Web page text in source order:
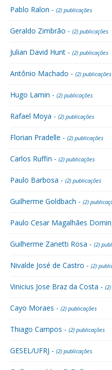
Pablo Ralon - (2) publicações
Geraldo Zimbrão - (2) publicações
Julian David Hunt - (2) publicações
Antônio Machado - (2) publicações
Hugo Lamin - (2) publicações
Rafael Moya - (2) publicações
Florian Pradelle - (2) publicações
Carlos Ruffin - (2) publicações
Paulo Barbosa - (2) publicações
Guilherme Goldbach - (2)
Paulo Cesar Magalhães
Guilherme Zanetti Rosa - (2)
Nivalde José de Castro - (2)
Vinicius Jose Braz da Costa -
Cayo Moraes - (2) publicações
Thiago Campos - (2) publicações
GESEL/UFRJ - (2) publicações